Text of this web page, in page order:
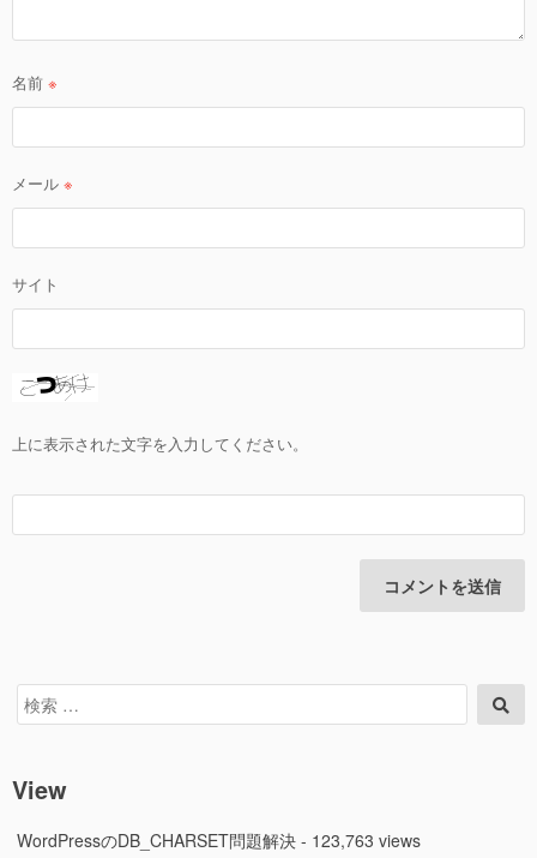
名前 ※
メール ※
サイト
上に表示された文字を入力してください。
検
索
索
View
WordPressのDB_CHARSET問題解決 - 123,763 views